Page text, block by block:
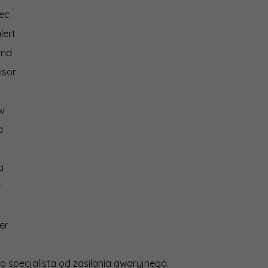
specjalista od zasilania awaryjnego.